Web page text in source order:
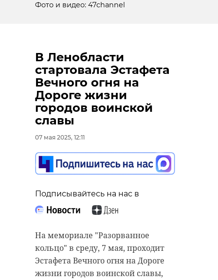
Фото и видео: 47channel
В Ленобласти
стартовала Эстафета
Вечного огня на
Дороге жизни
городов воинской
славы
07 мая 2025, 12:11
Подписывайтесь на нас в
На мемориале "Разорванное
кольцо" в среду, 7 мая, проходит
Эстафета Вечного огня на Дороге
жизни городов воинской славы,